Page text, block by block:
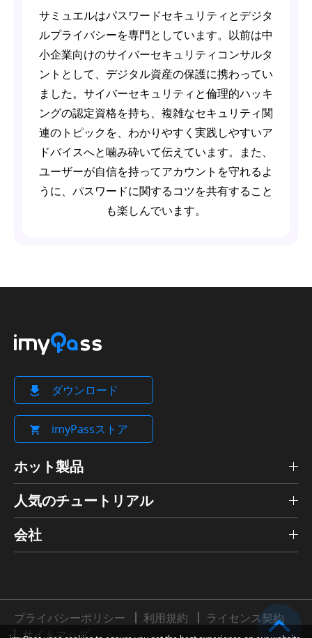
サミュエルはパスワードセキュリティとデジタ
ルプライバシーを専門としています。以前は中
小企業向けのサイバーセキュリティコンサルタ
ントとして、デジタル資産の保護に携わってい
ました。サイバーセキュリティと倫理的ハッキ
ングの認定資格を持ち、複雑なセキュリティ関
連のトピックを、わかりやすく実践しやすいア
ドバイスへと噛み砕いて伝えています。また、
ユーザーが自信を持ってアカウントを守れるよ
うに、パスワードに関するコツを共有すること
も楽しんでいます。
ダウンロード
imyPassストア
ホット製品
人気のチュートリアル
会社
プライバシーポリシー 利用規約
ライセンス契約
サイトマップ